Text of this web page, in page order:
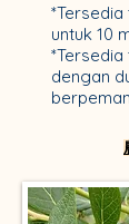
untuk 10
dengan